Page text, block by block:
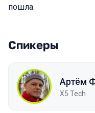
пошла.
Спикеры
Артём
X5 Tech